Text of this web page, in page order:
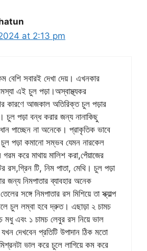
at 2:13 pm
বেশি সবারই দেখা দেয়। এখনকার
এই চুল পড়া।অস্বাস্থ্যকর
কারণে আজকাল অতিরিক্ত চুল পড়ার
চুল পড়া বন্ধ করার জন্য নানাকিছু
পাচ্ছেন না অনেকে। প্রাকৃতিক ভাবে
চুল পড়া কমানো সম্ভব যেমন নারকেল
করে মাথায় মালিশ করা,পেঁয়াজের
রস,গ্রিন টি, নিম পাতা, মেথি। চুল পড়া
জন্য নিমপাতার ব্যাবহার অনেক
সঙ্গে নিমপাতার রস মিশিয়ে তা স্ক্যাল্প
চুল লম্বা হবে দ্রুত। এছাড়া ২ চামচ
মধু এবং ১ চামচ লেবুর রস নিয়ে ভাল
দেখবেন প্রতিটি উপাদান ঠিক মতো
ভাল করে চুলে লাগিয়ে কম করে